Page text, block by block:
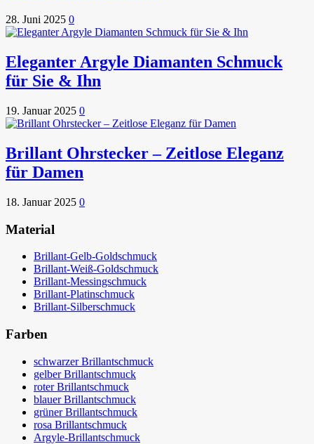
28. Juni 2025 0
Eleganter Argyle Diamanten Schmuck
für Sie & Ihn
19. Januar 2025 0
Brillant Ohrstecker – Zeitlose Eleganz
für Damen
18. Januar 2025 0
Material
Brillant-Gelb-Goldschmuck
Brillant-Weiß-Goldschmuck
Brillant-Messingschmuck
Brillant-Platinschmuck
Brillant-Silberschmuck
Farben
schwarzer Brillantschmuck
gelber Brillantschmuck
roter Brillantschmuck
blauer Brillantschmuck
grüner Brillantschmuck
rosa Brillantschmuck
Argyle-Brillantschmuck